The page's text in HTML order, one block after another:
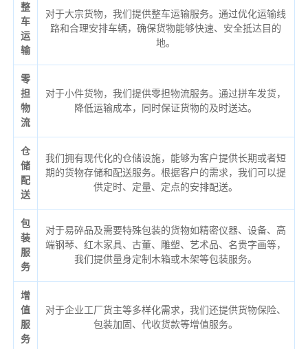
整
车
运
输
对于大宗货物，我们提供整车运输服务。通过优化运输线
路和合理安排车辆，确保货物能够快速、安全抵达目的
地。
零
担
物
流
对于小件货物，我们提供零担物流服务。通过拼车发货，
降低运输成本，同时保证货物的及时送达。
仓
储
配
送
我们拥有现代化的仓储设施，能够为客户提供长期或者短
期的货物存储和配送服务。根据客户的需求，我们可以提
供定时、定量、定点的安排配送。
包
装
服
务
对于易碎品及需要特殊包装的货物如精密仪器、设备、高
端钢琴、红木家具、古董、雕塑、艺术品、名贵字画等，
我们提供量身定制木箱或木架等包装服务。
增
值
服
务
对于企业工厂货主等多样化需求，我们还提供货物保险、
包装加固、代收货款等增值服务。